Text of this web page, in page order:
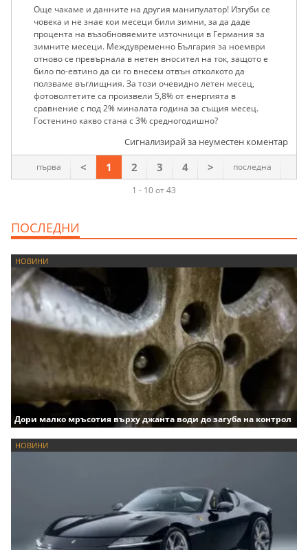
Още чакаме и данните на другия манипулатор! Изгуби се
човека и не знае кои месеци били зимни, за да даде
процента на възобновяемите източници в Германия за
зимните месеци. Междувременно България за ноември
отново се превърнала в нетен вносител на ток, защото е
било по-евтино да си го внесем отвън отколкото да
ползваме въглищния. За този очевидно летен месец,
фотоволтетите са произвели 5,8% от енергията в
сравнение с под 2% миналата година за същия месец.
Гостенино какво стана с 3% средногодишно?
Сигнализирай за неуместен коментар
1 - 10 от 43
първа < 1 2 3 4 > последна
ПОСЛЕДНИ
НОВИНИ
Дори малко мръсотия върху джанта води до загуба на контрол
НОВИНИ